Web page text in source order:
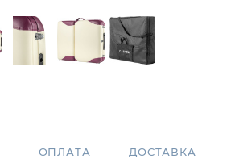
ОПЛАТА ДОСТАВКА